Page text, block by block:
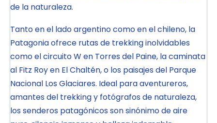
de la naturaleza.
Tanto en el lado argentino como en el chileno, la
Patagonia ofrece rutas de trekking inolvidables
como el circuito W en Torres del Paine, la caminata
al Fitz Roy en El Chaltén, o los paisajes del Parque
Nacional Los Glaciares. Ideal para aventureros,
amantes del trekking y fotógrafos de naturaleza,
los senderos patagónicos son sinónimo de aire